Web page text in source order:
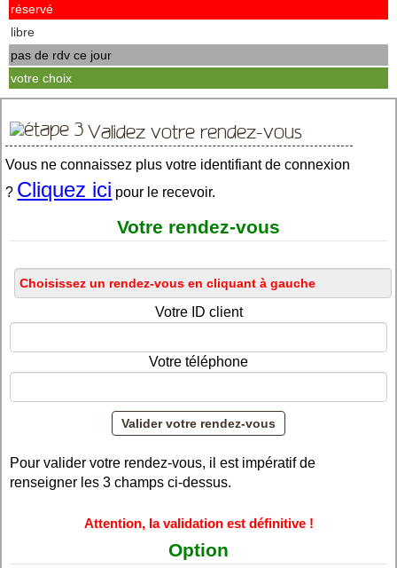
réservé
libre
pas de rdv ce jour
votre choix
Validez votre rendez-vous
Vous ne connaissez plus votre identifiant de connexion
? Cliquez ici pour le recevoir.
Votre rendez-vous
Votre ID client
Votre téléphone
Pour valider votre rendez-vous, il est impératif de
renseigner les 3 champs ci-dessus.
Attention, la validation est définitive !
Option